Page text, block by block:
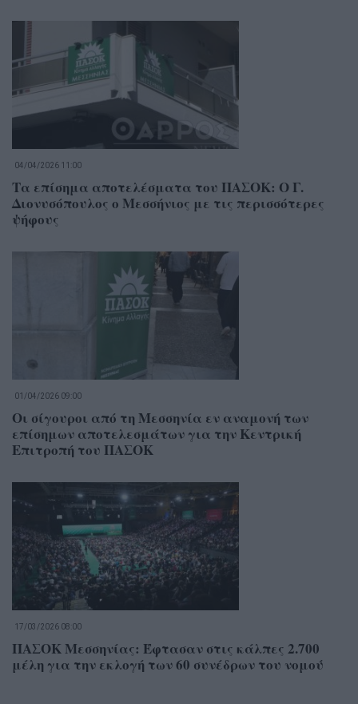
04/04/2026 11:00
Τα επίσημα αποτελέσματα του ΠΑΣΟΚ: Ο Γ.
Διονυσόπουλος ο Μεσσήνιος με τις περισσότερες
ψήφους
01/04/2026 09:00
Οι σίγουροι από τη Μεσσηνία εν αναμονή των
επίσημων αποτελεσμάτων για την Κεντρική
Επιτροπή του ΠΑΣΟΚ
17/03/2026 08:00
ΠΑΣΟΚ Μεσσηνίας: Έφτασαν στις κάλπες 2.700
μέλη για την εκλογή των 60 συνέδρων του νομού